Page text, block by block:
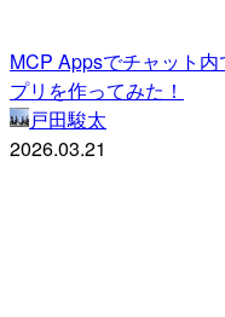
MCP Appsでチャット
プリを作ってみた！
戸田駿太
2026.03.21